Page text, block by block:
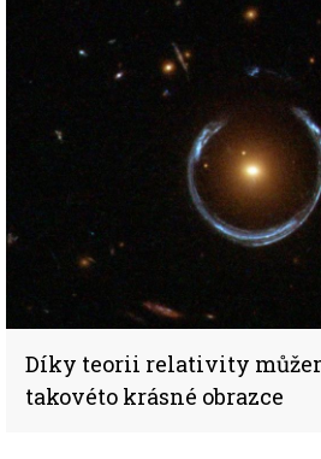
Díky teorii relativity
takovéto krásné obrazce